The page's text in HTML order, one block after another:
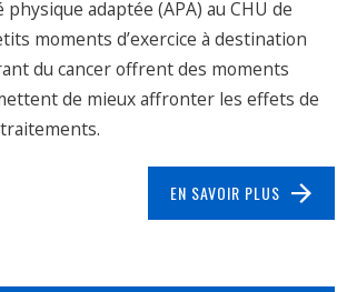
physique adaptée (APA) au CHU de
moments d’exercice à destination
du cancer offrent des moments
de mieux affronter les effets de
EN SAVOIR PLUS